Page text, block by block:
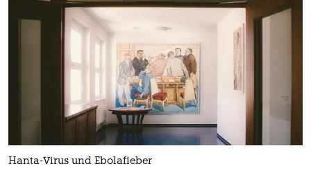
Hanta-Virus und Ebolafieber